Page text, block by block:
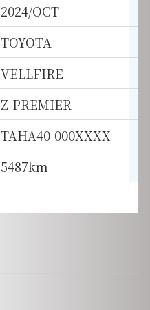
2024/OCT
TOYOTA
VELLFIRE
Z PREMIER
TAHA40-000XXXX
5487km